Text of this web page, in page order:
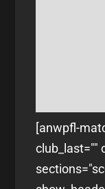
[anwpfl-
club_last=""